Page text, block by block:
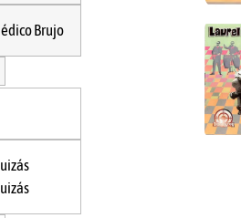
Brujo